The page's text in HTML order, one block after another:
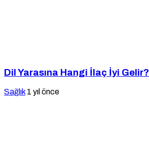
Dil Yarasına Hangi İlaç İyi Gelir?
Sağlık 1 yıl önce